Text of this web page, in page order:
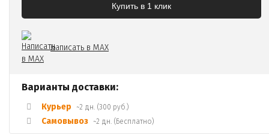
Купить в 1 клик
Написать в MAX
Варианты доставки:
Курьер ~2 дн. (300 руб.)
Самовывоз ~2 дн. (Бесплатно)